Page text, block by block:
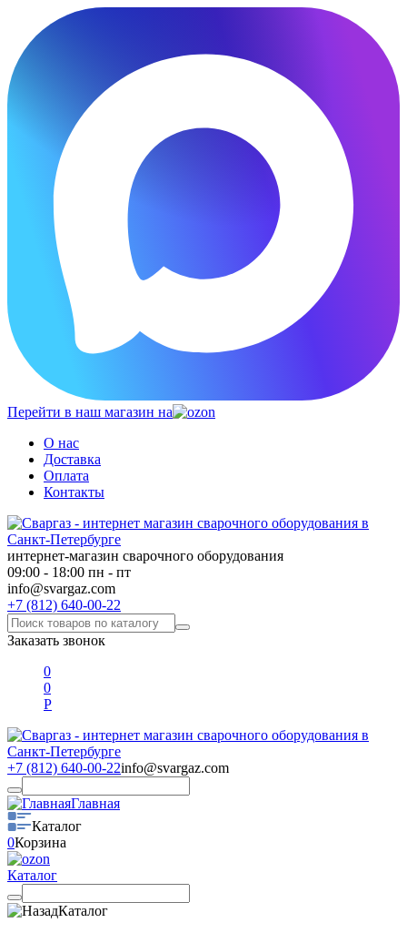
Перейти в наш магазин на
О нас
Доставка
Оплата
Контакты
интернет-магазин сварочного оборудования
09:00 - 18:00 пн - пт
info@svargaz.com
+7 (812) 640-00-22
Заказать звонок
0
0
Р
+7 (812) 640-00-22info@svargaz.com
Главная
Каталог
0Корзина
Каталог
Каталог